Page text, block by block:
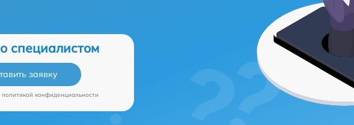
специалистом
заявку
политикой конфиденциальности